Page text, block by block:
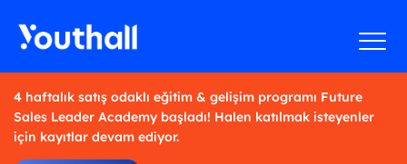
4 haftalık satış odaklı eğitim & gelişim programı Future
Sales Leader Academy başladı! Halen katılmak isteyenler
için kayıtlar devam ediyor.